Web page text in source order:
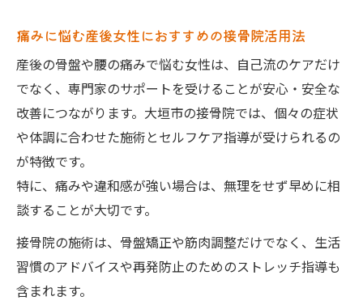
痛みに悩む産後女性におすすめの接骨院活用法
産後の骨盤や腰の痛みで悩む女性は、自己流のケアだけ
でなく、専門家のサポートを受けることが安心・安全な
改善につながります。大垣市の接骨院では、個々の症状
や体調に合わせた施術とセルフケア指導が受けられるの
が特徴です。
特に、痛みや違和感が強い場合は、無理をせず早めに相
談することが大切です。
接骨院の施術は、骨盤矯正や筋肉調整だけでなく、生活
習慣のアドバイスや再発防止のためのストレッチ指導も
含まれます。